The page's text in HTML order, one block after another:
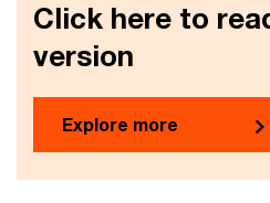
Click here to
version
Explore more